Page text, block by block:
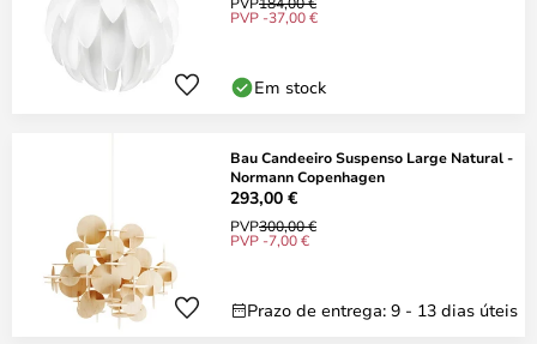
PVP -37,00 €
Em stock
Bau Candeeiro Suspenso Large Natural -
Normann Copenhagen
293,00 €
PVP300,00 €
PVP -7,00 €
Prazo de entrega: 9 - 13 dias úteis